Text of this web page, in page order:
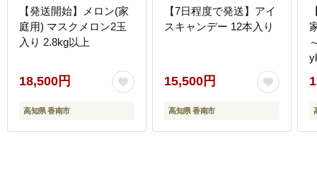
【発送開始】メロン(家
庭用) マスクメロン2玉
入り 2.8kg以上
18,500円
高知県 香南市
【7日程度で発送】アイ
スキャンデー 12本入り
15,500円
高知県 香南市